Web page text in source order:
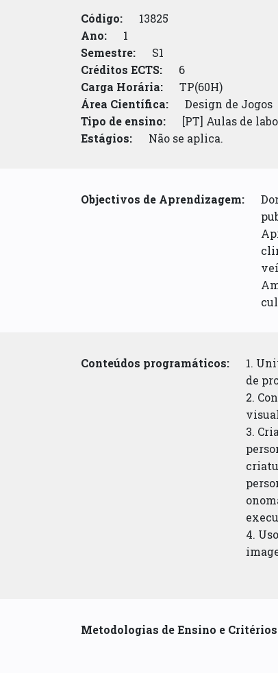
Código:
13825
Ano:
1
Semestre:
S1
Créditos ECTS:
6
Carga Horária:
TP(60H)
Área Científica:
Design de Jogos
Tipo de ensino:
[PT] Aulas de
Estágios:
Não se aplica.
Objectivos de Aprendizagem:
Conteúdos programáticos:
1.
de
2.
3.
4.
Metodologias de Ensino e